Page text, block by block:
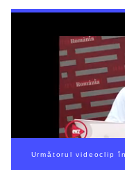
Următorul videoclip